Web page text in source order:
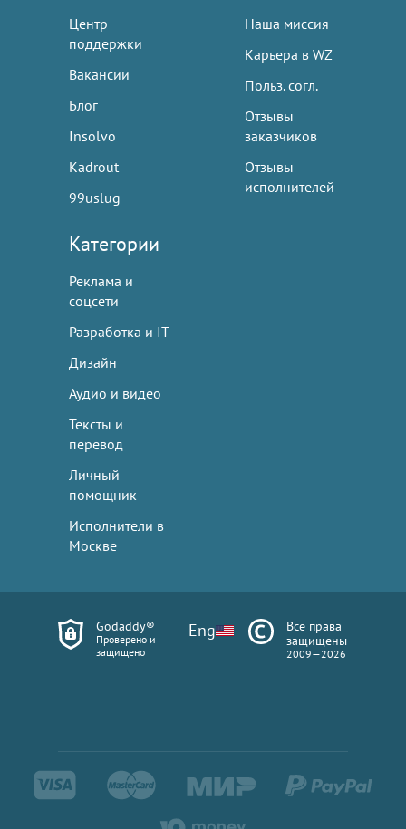
Центр
поддержки
Вакансии
Блог
Insolvo
Kadrout
99uslug
Наша миссия
Карьера в WZ
Польз. согл.
Отзывы
заказчиков
Отзывы
исполнителей
Категории
Реклама и
соцсети
Разработка и IT
Дизайн
Аудио и видео
Тексты и
перевод
Личный
помощник
Исполнители в
Москве
Godaddy®
Проверено и
защищено
Eng
Все права
защищены
2009—2026